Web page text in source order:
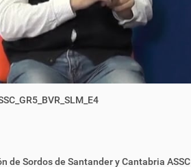
de Sordos de Santander y Cantabria ASSC